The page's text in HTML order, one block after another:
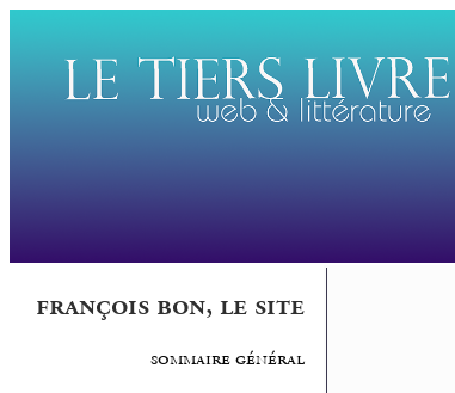
françois bon, le site
sommaire général